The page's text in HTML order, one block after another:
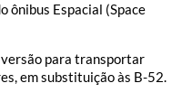
ônibus Espacial (Space
versão para transportar
em substituição às B-52.